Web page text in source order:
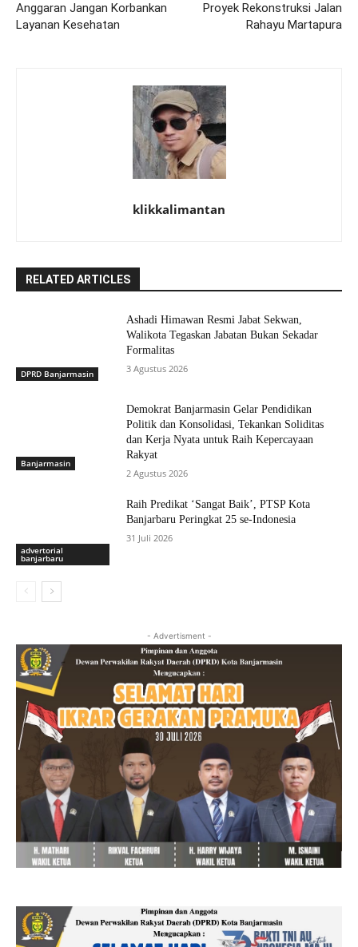
Anggaran Jangan Korbankan
Layanan Kesehatan
Proyek Rekonstruksi Jalan
Rahayu Martapura
klikkalimantan
RELATED ARTICLES
DPRD Banjarmasin
Ashadi Himawan Resmi Jabat Sekwan,
Walikota Tegaskan Jabatan Bukan Sekadar
Formalitas
3 Agustus 2026
Banjarmasin
Demokrat Banjarmasin Gelar Pendidikan
Politik dan Konsolidasi, Tekankan Soliditas
dan Kerja Nyata untuk Raih Kepercayaan
Rakyat
2 Agustus 2026
advertorial
banjarbaru
Raih Predikat ‘Sangat Baik’, PTSP Kota
Banjarbaru Peringkat 25 se-Indonesia
31 Juli 2026
- Advertisment -